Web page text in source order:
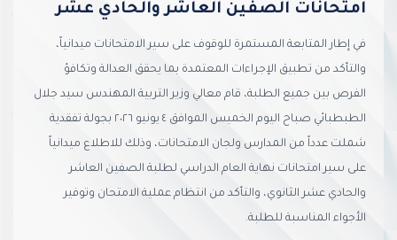
امتحانات الصفين العاشر والحادي عشر
في إطار المتابعة المستمرة للوقوف على سير الامتحانات ميدانياً،
والتأكد من تطبيق الإجراءات المعتمدة بما يحقق العدالة وتكافؤ
الفرص بين جميع الطلبة، قام معالي وزير التربية المهندس سيد جلال
الطبطبائي صباح اليوم الخميس الموافق ٤ يونيو ٢٠٢٦ بجولة تفقدية
شملت عدداً من المدارس ولجان الامتحانات، وذلك للاطلاع ميدانياً
على سير امتحانات نهاية العام الدراسي لطلبة الصفين العاشر
والحادي عشر الثانوي، والتأكد من انتظام عملية الامتحان وتوفير
الأجواء المناسبة للطلبة.